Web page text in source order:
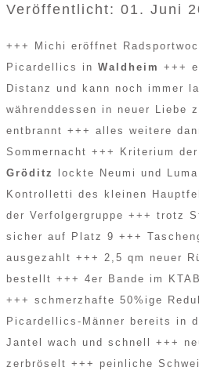
Veröffentlicht: 01. Juni
+++ Michi eröffnet
Picardellics in Waldheim +++
Distanz und kann noch immer
währenddessen in neuer Liebe
entbrannt +++ alles weitere
Sommernacht +++ Kriterium
Gröditz
lockte Neumi und
Kontrolletti des kleinen
der Verfolgergruppe +++ trotz
sicher auf Platz 9 +++
ausgezahlt +++ 2,5 qm neuer
bestellt +++ 4er Bande im
+++ schmerzhafte 50%ige
Picardellics-Männer bereits in
Jantel wach und schnell +++
zerbröselt +++ peinliche